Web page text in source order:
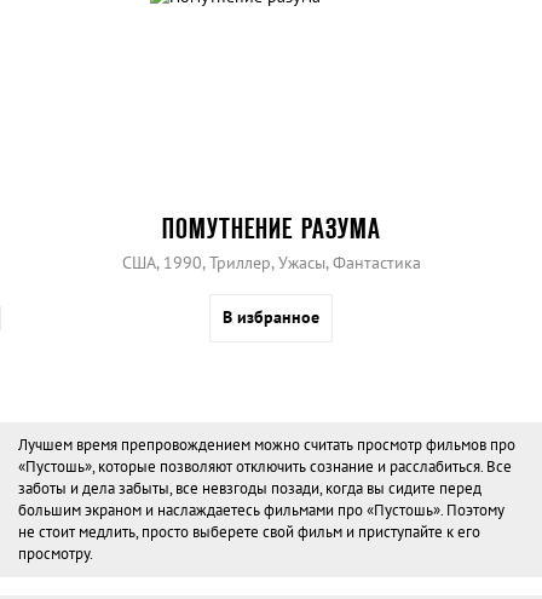
ПОМУТНЕНИЕ РАЗУМА
США, 1990, Триллер, Ужасы, Фантастика
В избранное
Лучшем время препровождением можно считать просмотр фильмов про
«Пустошь», которые позволяют отключить сознание и расслабиться. Все
заботы и дела забыты, все невзгоды позади, когда вы сидите перед
большим экраном и наслаждаетесь фильмами про «Пустошь». Поэтому
не стоит медлить, просто выберете свой фильм и приступайте к его
просмотру.